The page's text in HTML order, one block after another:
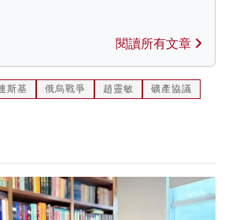
閱讀所有文章
斯基 俄烏戰爭 趙靈敏 礦產協議